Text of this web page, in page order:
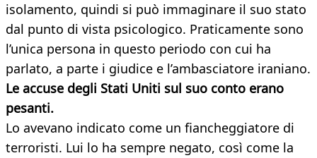
isolamento, quindi si può immaginare il suo stato
dal punto di vista psicologico. Praticamente sono
l’unica persona in questo periodo con cui ha
parlato, a parte i giudice e l’ambasciatore iraniano.
Le accuse degli Stati Uniti sul suo conto erano
pesanti.
Lo avevano indicato come un fiancheggiatore di
terroristi. Lui lo ha sempre negato, così come la